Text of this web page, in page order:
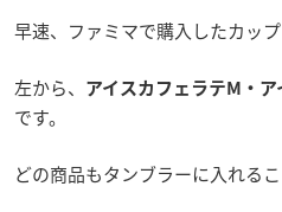
早速、ファミマで購入したカッ
左から、 アイスカフェラテM・
です。
どの商品もタンブラーに入れる